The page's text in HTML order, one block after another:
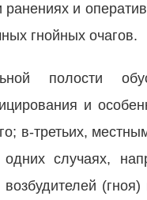
и
гнойных очагов.
полости
и
в-третьих,
случаях,